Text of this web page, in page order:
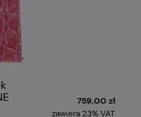
759,00 zł
zawiera 23% VAT